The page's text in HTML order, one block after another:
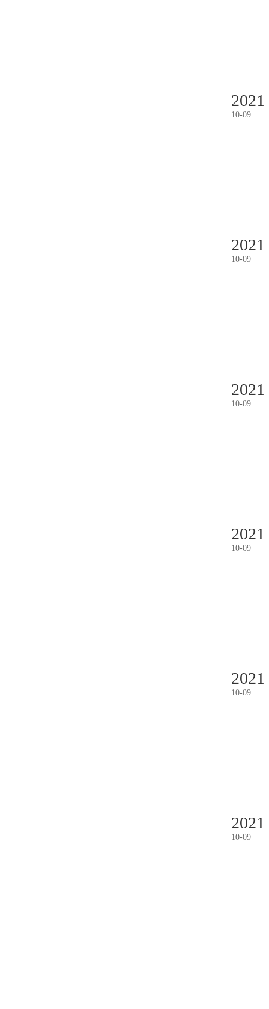
2021
10-09
2021
10-09
2021
10-09
2021
10-09
2021
10-09
2021
10-09